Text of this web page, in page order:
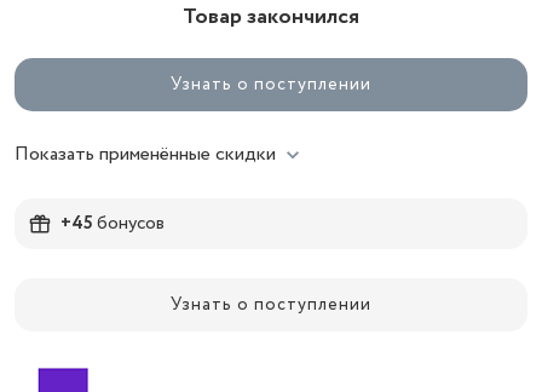
Товар закончился
Узнать о поступлении
Показать применённые скидки
+45бонусов
Узнать о поступлении